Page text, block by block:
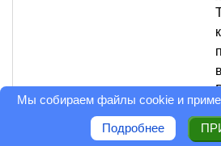
Мы собираем файлы cookie и
Подробнее